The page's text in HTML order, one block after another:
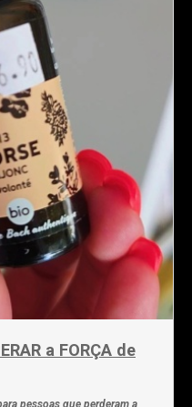
a FORÇA de
pessoas que perderam a